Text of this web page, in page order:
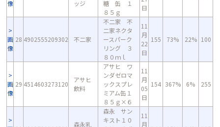
像
ッジ
糖 缶 １
８５ｇ
日
画
像
28 4902555209302 不二家
不二家 不
二家ネクタ
ースパーク
リング ３
８０ｍｌ
11
月
22
日
155 73% 22% 100
画
像
29 4514603273120
アサヒ
飲料
アサヒ ワ
ンダゼロマ
ックスプレ
ミアム缶１
８５ｇ×６
11
月
05
日
154 367% 6% 255
森永乳
森永 サン
キスト１０
11
月